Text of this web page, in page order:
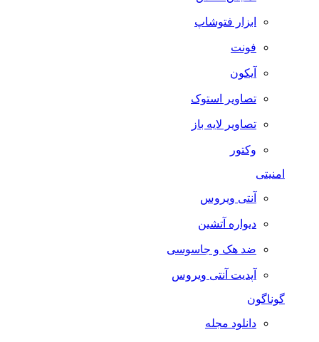
ابزار فتوشاپ
فونت
آیکون
تصاویر استوک
تصاویر لایه باز
وکتور
آنتی ویروس
دیواره آتشین
ضد هک و جاسوسی
آپدیت آنتی ویروس
گوناگون
دانلود مجله